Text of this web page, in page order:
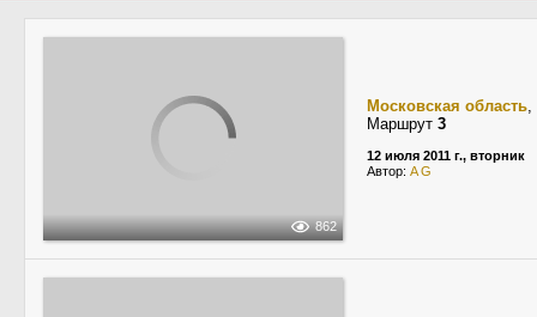
862
Московская область,
Маршрут 3
12 июля 2011 г., вторник
Автор: A G